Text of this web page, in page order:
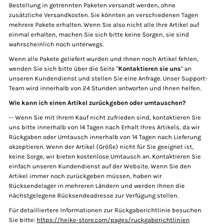
Bestellung in getrennten Paketen versandt werden, ohne
zusätzliche Versandkosten. Sie könnten an verschiedenen Tagen
mehrere Pakete erhalten. Wenn Sie also nicht alle Ihre Artikel auf
einmal erhalten, machen Sie sich bitte keine Sorgen, sie sind
wahrscheinlich noch unterwegs.
Wenn alle Pakete geliefert wurden und Ihnen noch Artikel fehlen,
wenden Sie sich bitte über die Seite "Kontaktieren sie uns" an
unseren Kundendienst und stellen Sie eine Anfrage. Unser Support-
Team wird innerhalb von 24 Stunden antworten und Ihnen helfen.
Wie kann ich einen Artikel zurückgeben oder umtauschen?
-- Wenn Sie mit Ihrem Kauf nicht zufrieden sind, kontaktieren Sie
uns bitte innerhalb von 14 Tagen nach Erhalt Ihres Artikels, da wir
Rückgaben oder Umtausch innerhalb von 14 Tagen nach Lieferung
akzeptieren. Wenn der Artikel (Größe) nicht für Sie geeignet ist,
keine Sorge, wir bieten kostenlose Umtausch an. Kontaktieren Sie
einfach unseren Kundendienst auf der Website. Wenn Sie den
Artikel immer noch zurückgeben müssen, haben wir
Rücksendelager in mehreren Ländern und werden Ihnen die
nächstgelegene Rücksendeadresse zur Verfügung stellen.
Für detailliertere Informationen zur Rückgaberichtlinie besuchen
Sie bitte: https://heike-store.com/pages/ruckgaberichtlinien